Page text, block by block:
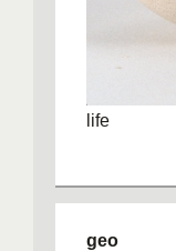
life
geo